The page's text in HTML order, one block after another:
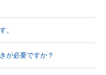
。
が必要ですか？